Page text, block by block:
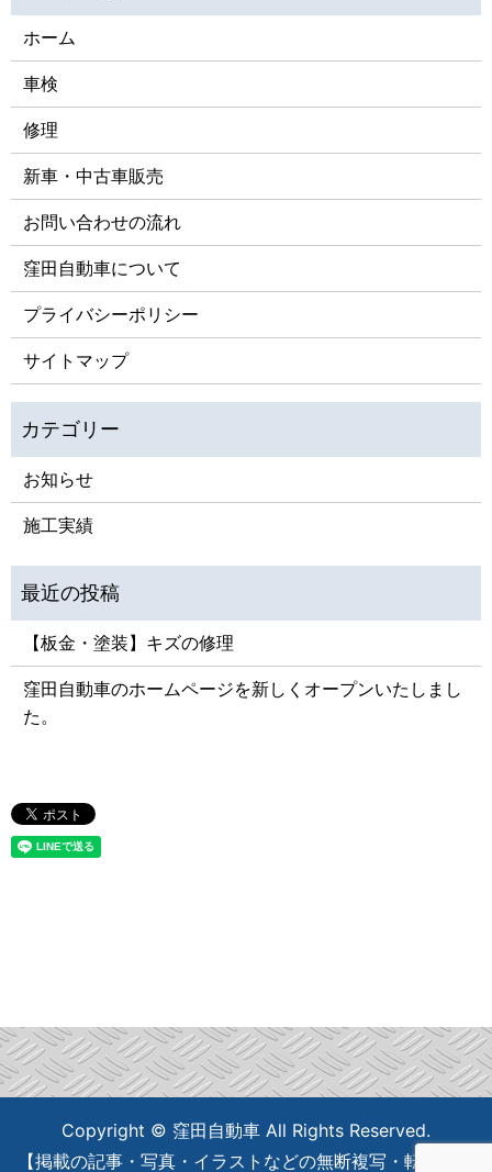
ホーム
車検
修理
新車・中古車販売
お問い合わせの流れ
窪田自動車について
プライバシーポリシー
サイトマップ
お知らせ
施工実績
【板金・塗装】キズの修理
窪田自動車のホームページを新しくオープンいたしまし
た。
Copyright © 窪田自動車 All Rights Reserved.
【掲載の記事・写真・イラストなどの無断複写・転載を禁